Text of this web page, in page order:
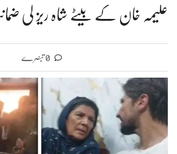
علیمہ خان کے بیٹے شاہ ریز کی
0 تبصرے